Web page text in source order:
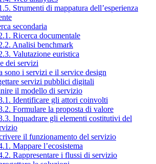
Strumenti di mappatura dell’esperienza
secondaria
Ricerca documentale
Analisi benchmark
Valutazione euristica
dei servizi
sono i servizi e il service design
servizi pubblici digitali
il modello di servizio
Identificare gli attori coinvolti
Formulare la proposta di valore
Inquadrare gli elementi costitutivi del
il funzionamento del servizio
Mappare l’ecosistema
Rappresentare i flussi di servizio